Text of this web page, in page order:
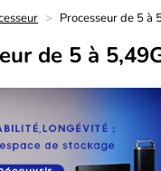
> Processeur de 5 à
de 5 à